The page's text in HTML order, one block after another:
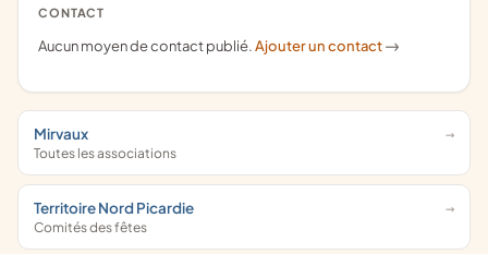
CONTACT
Aucun moyen de contact publié.Ajouter un contact ->
Mirvaux
Toutes les associations
Territoire Nord Picardie
Comités des fêtes